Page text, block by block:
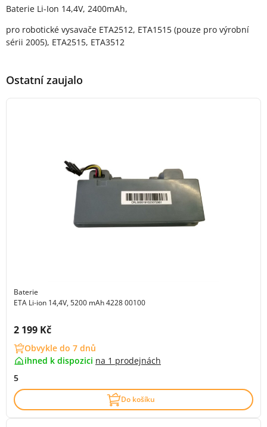
Baterie Li-Ion 14,4V, 2400mAh,
pro robotické vysavače ETA2512, ETA1515 (pouze pro výrobní
sérii 2005), ETA2515, ETA3512
Ostatní zaujalo
Baterie
ETA Li-ion 14,4V, 5200 mAh 4228 00100
Cena s DPH:
2 199 Kč
Obvykle do 7 dnů
ihned k dispozici na 1 prodejnách
5
Do košíku